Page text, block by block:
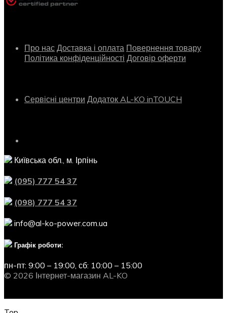
Про нас Доставка і оплата Повернення товару
Політика конфіденційності Договір оферти
Сервісні центри Додаток AL-KO inTOUCH
Київська обл., м. Ірпінь
(095) 777 54 37
(098) 777 54 37
info@al-ko-power.com.ua
Графік роботи:
пн-пт: 9:00 – 19:00, сб: 10:00 – 15:00
© 2026 Інтернет-магазин AL-KO